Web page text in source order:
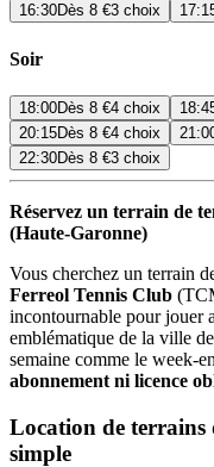
16:30Dès 8 €3 choix
Soir
18:00Dès 8 €4 choix
20:15Dès 8 €4 choix
22:30Dès 8 €3 choix
Réservez un terrain de
(Haute-Garonne)
Vous cherchez un terrain
Ferreol Tennis Club
incontournable pour jouer
emblématique de la ville
semaine comme le week-
abonnement ni licence
Location de terrains
simple